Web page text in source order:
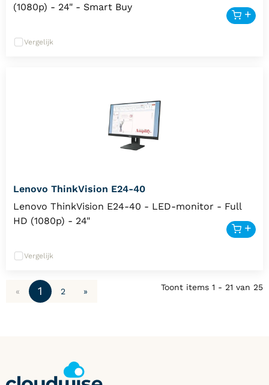
(1080p) - 24" - Smart Buy
Vergelijk
Lenovo ThinkVision E24-40
Lenovo ThinkVision E24-40 - LED-monitor - Full
HD (1080p) - 24"
Vergelijk
Toont items 1 - 21 van 25
« 1 2 »